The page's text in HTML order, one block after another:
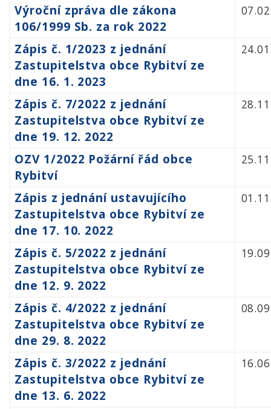
Výroční zpráva dle zákona
106/1999 Sb. za rok 2022
Zápis č. 1/2023 z jednání
Zastupitelstva obce Rybitví ze
dne 16. 1. 2023
Zápis č. 7/2022 z jednání
Zastupitelstva obce Rybitví ze
dne 19. 12. 2022
OZV 1/2022 Požární řád obce
Rybitví
Zápis z jednání ustavujícího
Zastupitelstva obce Rybitví ze
dne 17. 10. 2022
Zápis č. 5/2022 z jednání
Zastupitelstva obce Rybitví ze
dne 12. 9. 2022
Zápis č. 4/2022 z jednání
Zastupitelstva obce Rybitví ze
dne 29. 8. 2022
Zápis č. 3/2022 z jednání
Zastupitelstva obce Rybitví ze
dne 13. 6. 2022